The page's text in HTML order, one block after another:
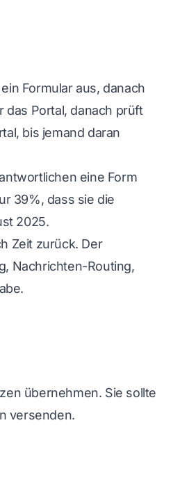
Formular aus, danach
das Portal, danach prüft
bis jemand daran
eine Form
39%, dass sie die
2025.
Zeit zurück. Der
Nachrichten-Routing,
übernehmen. Sie sollte
versenden.